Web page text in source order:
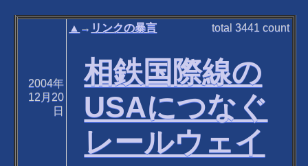
2004年
12月20
日
▲ → リンクの暴言 total3441 count
相鉄国際線の
USAにつなぐ
レールウェイ